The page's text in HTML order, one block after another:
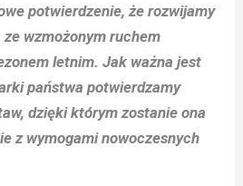
potwierdzenie, że rozwijamy
wzmożonym ruchem
letnim. Jak ważna jest
państwa potwierdzamy
dzięki którym zostanie ona
z wymogami nowoczesnych